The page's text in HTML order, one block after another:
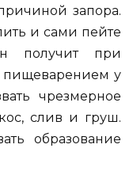
запора.
и сами пейте
получит при
пищеварением у
чрезмерное
слив и груш.
образование